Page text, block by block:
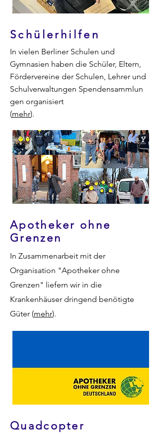
Schülerhilfen
In vielen Berliner Schulen und
Gymnasien haben die Schüler, Eltern,
Fördervereine der Schulen, Lehrer und
Schulverwaltungen Spendensammlun
gen organisiert
(mehr).
Apotheker ohne
Grenzen
In Zusammenarbeit mit der
Organisation "Apotheker ohne
Grenzen" liefern wir in die
Krankenhäuser dringend benötigte
Güter (mehr).
Quadcopter